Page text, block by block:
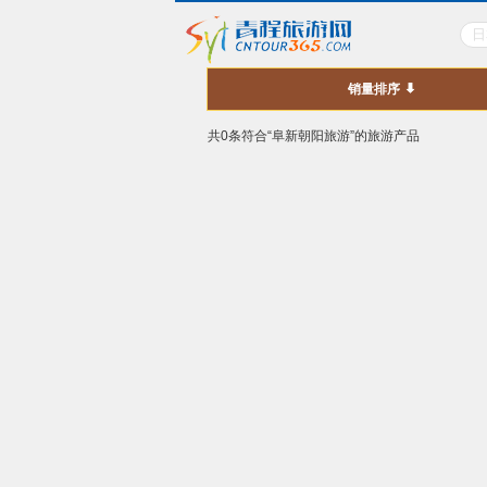
销量排序
共0条符合“阜新朝阳旅游”的旅游产品